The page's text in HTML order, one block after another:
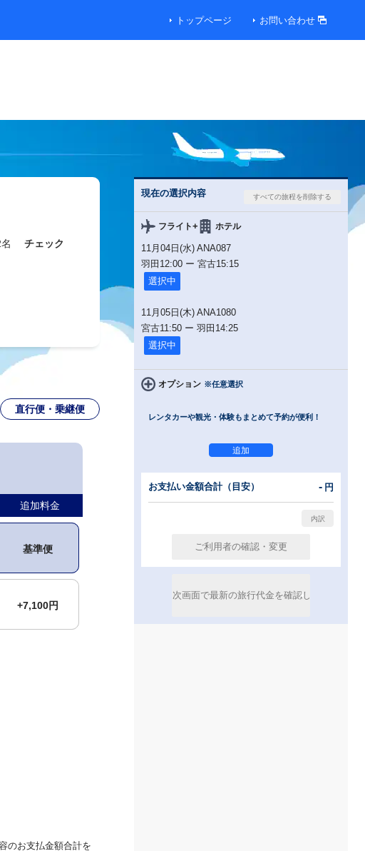
トップページ お問い合わせ
チェック
直行便・乗継便
追加料金
基準便
+7,100円
のお支払金額合計を
現在の選択内容
フライト+ ホテル
11月04日(水) ANA087
羽田 12:00 ー 宮古15:15
選択中
11月05日(木) ANA1080
宮古11:50 ー 羽田 14:25
選択中
オプション ※任意選択
レンタカーや観光・体験もまとめて予約が便利！
お支払い金額合計（目安） - 円